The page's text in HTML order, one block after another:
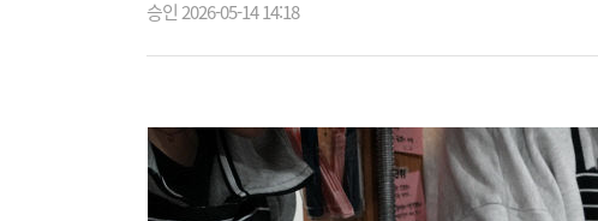
승인 2026-05-14 14:18